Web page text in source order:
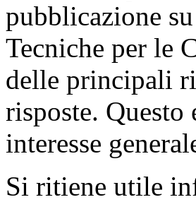
pubblicazione
Tecniche per le
delle principali
risposte.
interesse
Si ritiene utile